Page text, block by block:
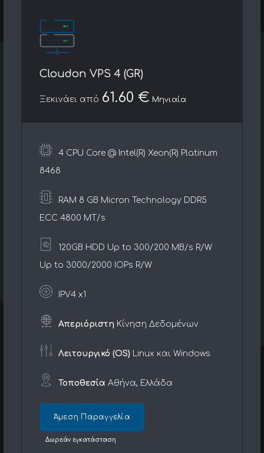
Cloudon VPS 4 (GR)
Ξεκινάει από 61.60 € Μηνιαία
4 CPU Core @ Intel(R) Xeon(R) Platinum
8468
RAM 8 GB Micron Technology DDR5
ECC 4800 MT/s
120GB HDD Up to 300/200 MB/s R/W
Up to 3000/2000 IOPs R/W
IPV4 x1
Απεριόριστη Κίνηση Δεδομένων
Λειτουργικό (OS) Linux και Windows
Τοποθεσία Αθήνα, Ελλάδα
Άμεση Παραγγελία
Δωρεάν εγκατάσταση